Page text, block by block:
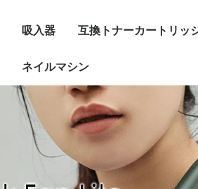
吸入器 互換トナーカートリッ
セラミックビット
ネイルマシン
お得なセット
プチトル
ミニット